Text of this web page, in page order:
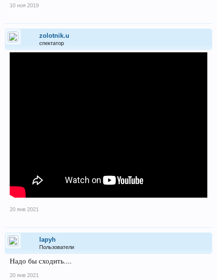
10 ноя 2019
zolotnik.u
спектатор
20 янв 2021
lapyh
Пользователи
Надо бы сходить....
20 янв 2021